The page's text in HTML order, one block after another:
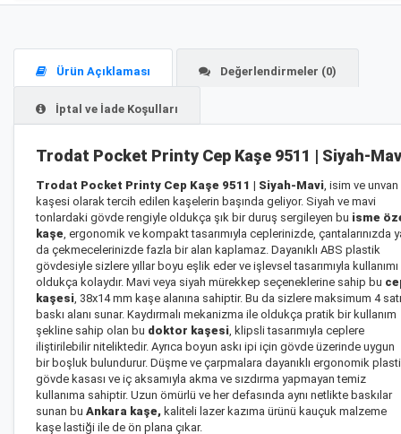
Ürün Açıklaması Değerlendirmeler (0)
İptal ve İade Koşulları
Trodat Pocket Printy Cep Kaşe 9511 | Siyah-
Trodat Pocket Printy Cep Kaşe 9511 | Siyah-Mavi , isim ve unvan
kaşesi olarak tercih edilen kaşelerin başında geliyor. Siyah ve mavi
tonlardaki gövde rengiyle oldukça şık bir duruş sergileyen bu isme
kaşe , ergonomik ve kompakt tasarımıyla ceplerinizde, çantalarınızda
da çekmecelerinizde fazla bir alan kaplamaz. Dayanıklı ABS plastik
gövdesiyle sizlere yıllar boyu eşlik eder ve işlevsel tasarımıyla kullanımı
oldukça kolaydır. Mavi veya siyah mürekkep seçeneklerine sahip bu
kaşesi , 38x14 mm kaşe alanına sahiptir. Bu da sizlere maksimum 4
baskı alanı sunar. Kaydırmalı mekanizma ile oldukça pratik bir kullanım
şekline sahip olan bu doktor kaşesi , klipsli tasarımıyla ceplere
iliştirilebilir niteliktedir. Ayrıca boyun askı ipi için gövde üzerinde uygun
bir boşluk bulundurur. Düşme ve çarpmalara dayanıklı ergonomik
gövde kasası ve iç aksamıyla akma ve sızdırma yapmayan temiz
kullanıma sahiptir. Uzun ömürlü ve her defasında aynı netlikte baskılar
sunan bu Ankara kaşe, kaliteli lazer kazıma ürünü kauçuk malzeme
kaşe lastiği ile de ön plana çıkar.